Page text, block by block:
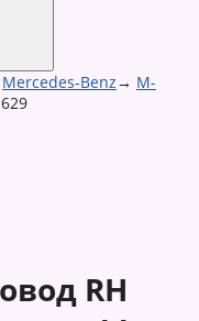
Mercedes-Benz→ M-
RH